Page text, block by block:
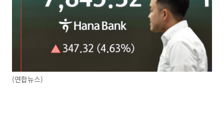
(연합뉴스)